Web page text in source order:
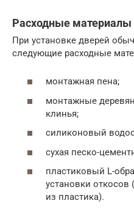
Расходные материалы
При установке дверей
следующие расходные
монтажная пена;
монтажные
клинья;
силиконовый
сухая песко-
пластиковый L-
установки
из пластика).